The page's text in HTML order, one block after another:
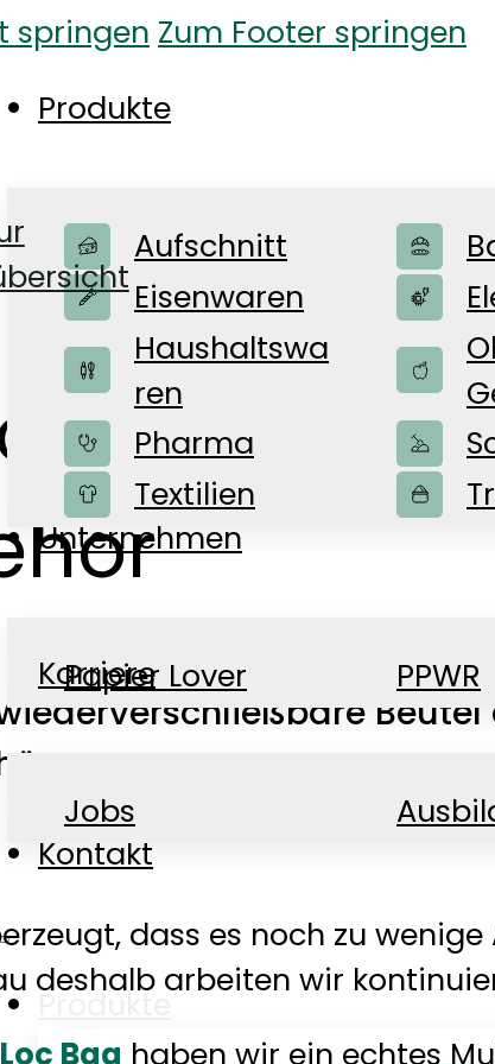
springen Zum Footer springen
Produkte
Aufschnitt
Eisenwaren
Haushaltswa
ren
Pharma
Textilien
Shop
Unternehmen
Papier Lover PPWR
Karriere
Jobs
News
Kontakt
Produkte
Bag für
dass es noch zu
deshalb arbeiten wir
Bag haben wir ein echtes